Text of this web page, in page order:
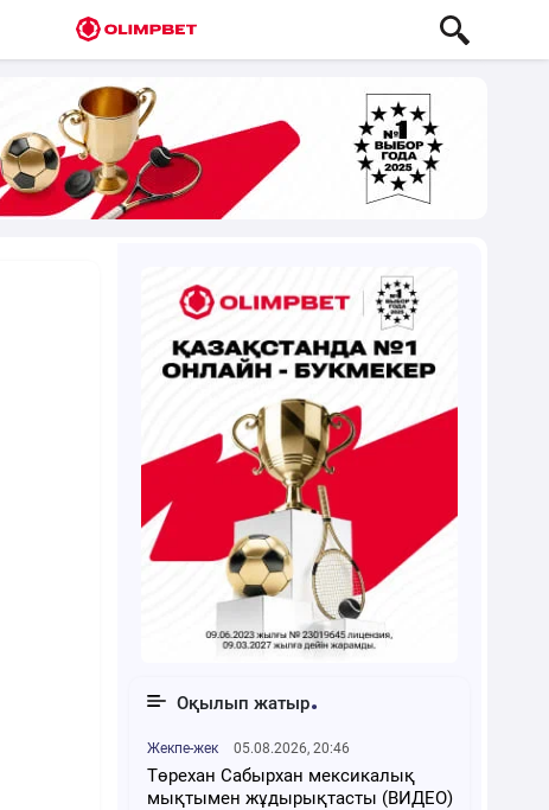
Оқылып жатыр
Жекпе-жек 05.08.2026, 20:46
Төрехан Сабырхан мексикалық
мықтымен жұдырықтасты (ВИДЕО)